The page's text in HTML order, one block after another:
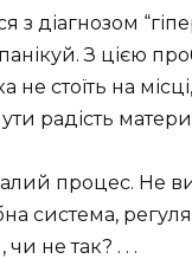
з діагнозом
З цією
стоїть на
радість
процес. Не
система,
не так? . . .